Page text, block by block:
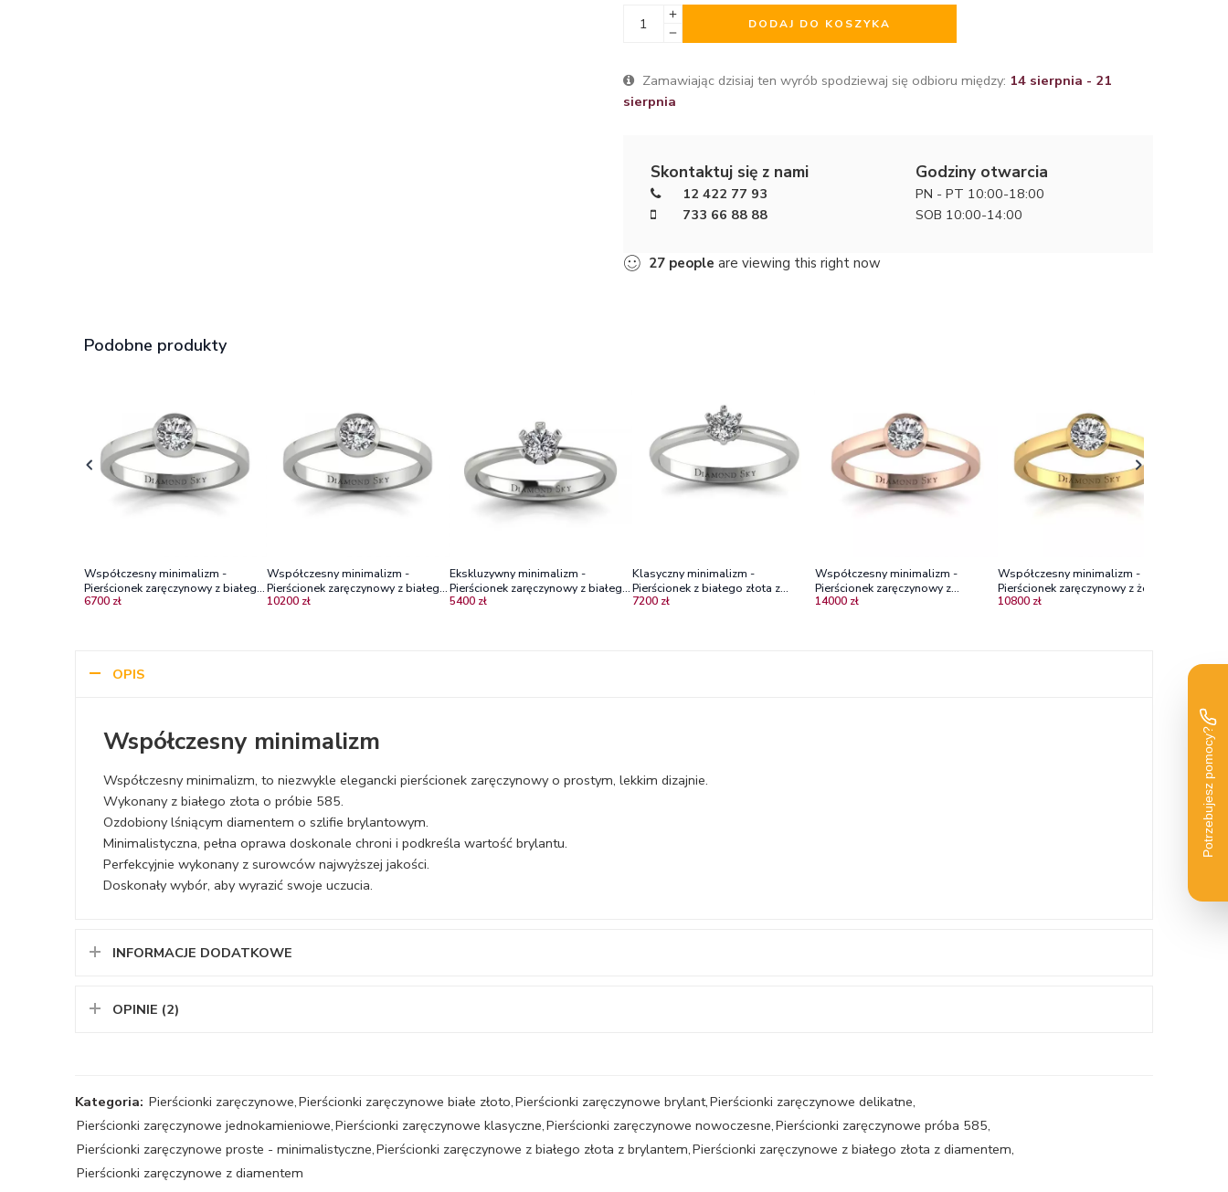
DODAJ DO KOSZYKA
Zamawiając dzisiaj ten wyrób spodziewaj się odbioru między: 14 sierpnia - 21
sierpnia
Skontaktuj się z nami
12 422 77 93
733 66 88 88
Godziny otwarcia
PN - PT 10:00-18:00
SOB 10:00-14:00
27 people are viewing this right now
Podobne produkty
Współczesny minimalizm -
Pierścionek zaręczynowy z białego
złota z diamentem
6700 zł
Współczesny minimalizm -
Pierścionek zaręczynowy z białego
złota z diamentem
10200 zł
Ekskluzywny minimalizm -
Pierścionek zaręczynowy z białego
złota z diamentem
5400 zł
Klasyczny minimalizm -
Pierścionek z białego złota z
diamentem
7200 zł
Współczesny minimalizm -
Pierścionek zaręczynowy z
różowego złota z diamentem
14000 zł
Współczesny minimalizm -
Pierścionek zaręczynowy z żółtego
złota z diamentem
10800 zł
OPIS
Współczesny minimalizm
Współczesny minimalizm, to niezwykle elegancki pierścionek zaręczynowy o prostym, lekkim dizajnie.
Wykonany z białego złota o próbie 585.
Ozdobiony lśniącym diamentem o szlifie brylantowym.
Minimalistyczna, pełna oprawa doskonale chroni i podkreśla wartość brylantu.
Perfekcyjnie wykonany z surowców najwyższej jakości.
Doskonały wybór, aby wyrazić swoje uczucia.
INFORMACJE DODATKOWE
OPINIE (2)
Kategoria: Pierścionki zaręczynowe,Pierścionki zaręczynowe białe złoto,Pierścionki zaręczynowe brylant,Pierścionki zaręczynowe delikatne,
Pierścionki zaręczynowe jednokamieniowe,Pierścionki zaręczynowe klasyczne,Pierścionki zaręczynowe nowoczesne,Pierścionki zaręczynowe próba 585,
Pierścionki zaręczynowe proste - minimalistyczne,Pierścionki zaręczynowe z białego złota z brylantem,Pierścionki zaręczynowe z białego złota z diamentem,
Pierścionki zaręczynowe z diamentem